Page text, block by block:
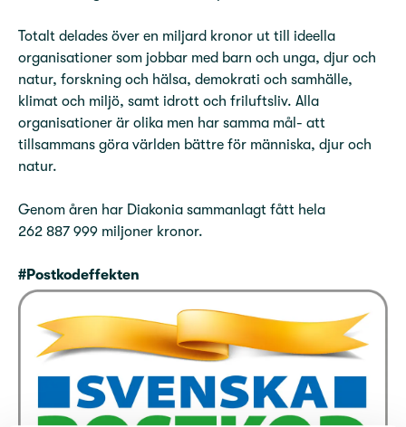
Totalt delades över en miljard kronor ut till ideella
organisationer som jobbar med barn och unga, djur och
natur, forskning och hälsa, demokrati och samhälle,
klimat och miljö, samt idrott och friluftsliv. Alla
organisationer är olika men har samma mål- att
tillsammans göra världen bättre för människa, djur och
natur.
Genom åren har Diakonia sammanlagt fått hela
262 887 999 miljoner kronor.
#Postkodeffekten